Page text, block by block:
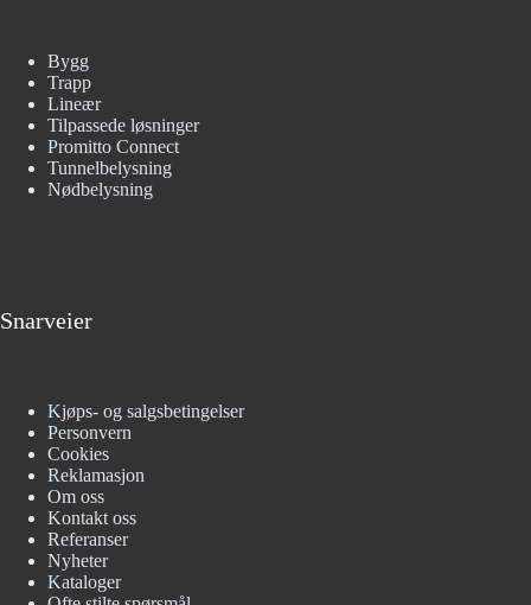
Bygg
Trapp
Lineær
Tilpassede løsninger
Promitto Connect
Tunnelbelysning
Nødbelysning
Snarveier
Kjøps- og salgsbetingelser
Personvern
Cookies
Reklamasjon
Om oss
Kontakt oss
Referanser
Nyheter
Kataloger